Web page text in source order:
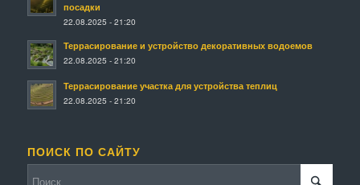
посадки
22.08.2025 - 21:20
Террасирование и устройство декоративных водоемов
22.08.2025 - 21:20
Террасирование участка для устройства теплиц
22.08.2025 - 21:20
ПОИСК ПО САЙТУ